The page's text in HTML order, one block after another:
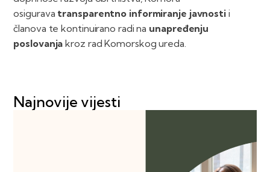
osigurava transparentno informiranje javnosti i
članova te kontinuirano radi na unapređenju
poslovanja kroz rad Komorskog ureda.
Najnovije vijesti